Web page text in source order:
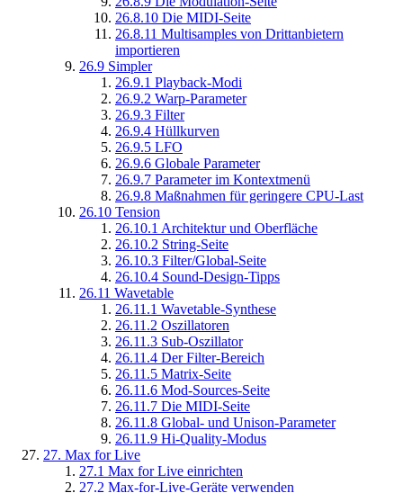
26.8.10 Die MIDI-Seite
26.8.11 Multisamples von Drittanbietern
importieren
26.9 Simpler
26.9.1 Playback-Modi
26.9.2 Warp-Parameter
26.9.3 Filter
26.9.4 Hüllkurven
26.9.5 LFO
26.9.6 Globale Parameter
26.9.7 Parameter im Kontextmenü
26.9.8 Maßnahmen für geringere CPU-Last
26.10 Tension
26.10.1 Architektur und Oberfläche
26.10.2 String-Seite
26.10.3 Filter/Global-Seite
26.10.4 Sound-Design-Tipps
26.11 Wavetable
26.11.1 Wavetable-Synthese
26.11.2 Oszillatoren
26.11.3 Sub-Oszillator
26.11.4 Der Filter-Bereich
26.11.5 Matrix-Seite
26.11.6 Mod-Sources-Seite
26.11.7 Die MIDI-Seite
26.11.8 Global- und Unison-Parameter
26.11.9 Hi-Quality-Modus
27. Max for Live
27.1 Max for Live einrichten
27.2 Max-for-Live-Geräte verwenden